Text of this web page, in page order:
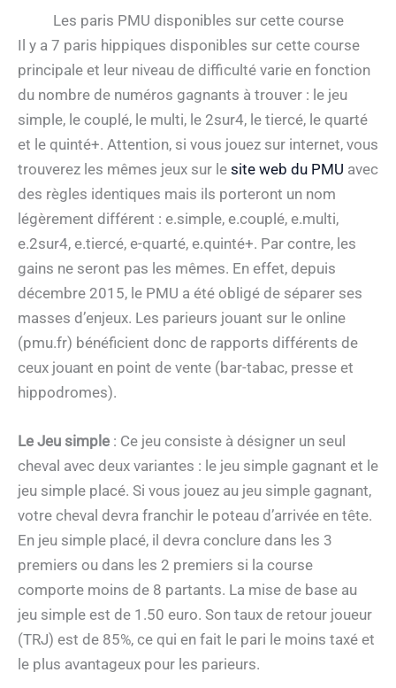
Les paris PMU disponibles sur cette course
Il y a 7 paris hippiques disponibles sur cette course
principale et leur niveau de difficulté varie en fonction
du nombre de numéros gagnants à trouver : le jeu
simple, le couplé, le multi, le 2sur4, le tiercé, le quarté
et le quinté+. Attention, si vous jouez sur internet, vous
trouverez les mêmes jeux sur le site web du PMU avec
des règles identiques mais ils porteront un nom
légèrement différent : e.simple, e.couplé, e.multi,
e.2sur4, e.tiercé, e-quarté, e.quinté+. Par contre, les
gains ne seront pas les mêmes. En effet, depuis
décembre 2015, le PMU a été obligé de séparer ses
masses d’enjeux. Les parieurs jouant sur le online
(pmu.fr) bénéficient donc de rapports différents de
ceux jouant en point de vente (bar-tabac, presse et
hippodromes).
Le Jeu simple : Ce jeu consiste à désigner un seul
cheval avec deux variantes : le jeu simple gagnant et le
jeu simple placé. Si vous jouez au jeu simple gagnant,
votre cheval devra franchir le poteau d’arrivée en tête.
En jeu simple placé, il devra conclure dans les 3
premiers ou dans les 2 premiers si la course
comporte moins de 8 partants. La mise de base au
jeu simple est de 1.50 euro. Son taux de retour joueur
(TRJ) est de 85%, ce qui en fait le pari le moins taxé et
le plus avantageux pour les parieurs.